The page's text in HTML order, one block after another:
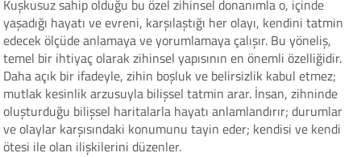
Kuşkusuz sahip olduğu bu özel zihinsel donanımla o, içinde
yaşadığı hayatı ve evreni, karşılaştığı her olayı, kendini tatmin
edecek ölçüde anlamaya ve yorumlamaya çalışır. Bu yöneliş,
temel bir ihtiyaç olarak zihinsel yapısının en önemli özelliğidir.
Daha açık bir ifadeyle, zihin boşluk ve belirsizlik kabul etmez;
mutlak kesinlik arzusuyla bilişsel tatmin arar. İnsan, zihninde
oluşturduğu bilişsel haritalarla hayatı anlamlandırır; durumlar
ve olaylar karşısındaki konumunu tayin eder; kendisi ve kendi
ötesi ile olan ilişkilerini düzenler.